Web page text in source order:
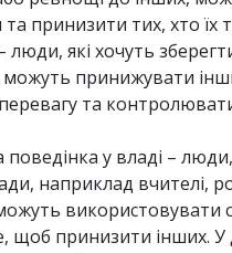
принизити тих, хто їх
люди, які хочуть
можуть принижувати
та
у владі –
наприклад вчителі,
використовувати
щоб принизити інших. У